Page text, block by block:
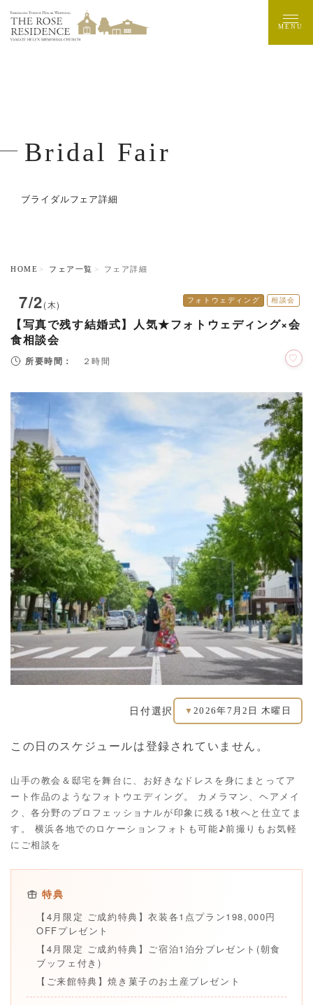
Bridal Fair
ブライダルフェア詳細
MENU
HOME フェア一覧 フェア詳細
7/2(木) フォトウェディング 相談会
【写真で残す結婚式】人気★フォトウェディング×会
食相談会
所要時間： ２時間
日付選択 ▼2026年7月2日 木曜日
この日のスケジュールは登録されていません。
山手の教会＆邸宅を舞台に、お好きなドレスを身にまとってア
ート作品のようなフォトウエディング。 カメラマン、ヘアメイ
ク、各分野のプロフェッショナルが印象に残る1枚へと仕立てま
す。 横浜各地でのロケーションフォトも可能♪前撮りもお気軽
にご相談を
特典
【4月限定 ご成約特典】衣装各1点プラン198,000円
OFFプレゼント
【4月限定 ご成約特典】ご宿泊1泊分プレゼント(朝食
ブッフェ付き)
【ご来館特典】焼き菓子のお土産プレゼント